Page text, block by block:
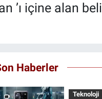
’ı içine alan
Haberler
Teknoloji